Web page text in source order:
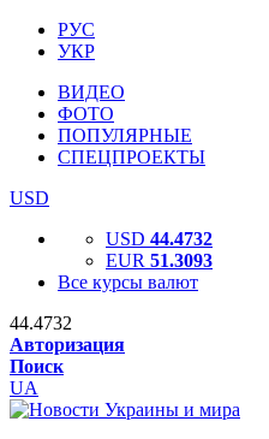
РУС
УКР
ВИДЕО
ФОТО
ПОПУЛЯРНЫЕ
СПЕЦПРОЕКТЫ
USD
USD 44.4732
EUR 51.3093
Все курсы валют
44.4732
Авторизация
Поиск
UA